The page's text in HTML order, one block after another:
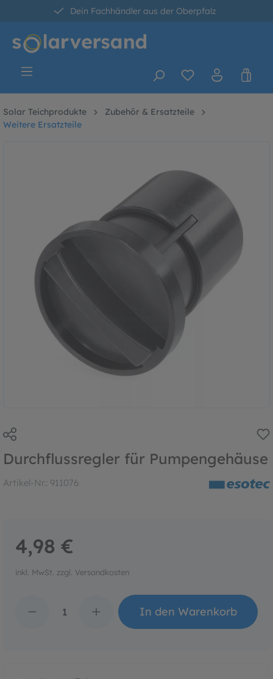
springen
Dein Fachhändler aus der Oberpfalz
30 Tage kostenlose Retoure
Solar Teichprodukte
Zubehör & Ersatzteile
Weitere Ersatzteile
Durchflussregler für Pumpengehäuse
Artikel-Nr.: 911076
4,98 €
inkl. MwSt. zzgl. Versandkosten
Produkt Anzahl: Gib
In den Warenkorb